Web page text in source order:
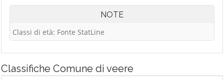
NOTE
Classi di età: Fonte StatLine
Classifiche Comune di veere